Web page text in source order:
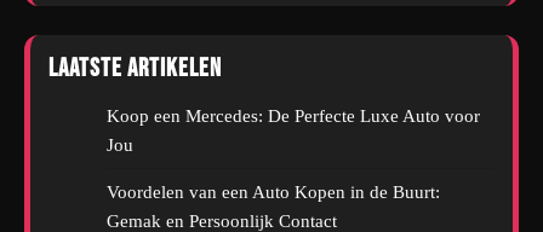
Laatste artikelen
Koop een Mercedes: De Perfecte Luxe Auto voor
Jou
Voordelen van een Auto Kopen in de Buurt:
Gemak en Persoonlijk Contact